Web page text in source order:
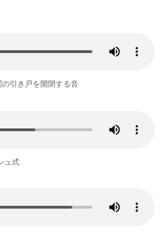
引き戸を開閉する音
ュ式